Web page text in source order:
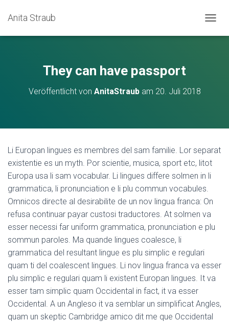
Anita Straub
A
C
H
A
E
They can have passport
Veröffentlicht von AnitaStraubam 20. Juli 2018
Li Europan lingues es membres del sam familie. Lor separat
existentie es un myth. Por scientie, musica, sport etc, litot
Europa usa li sam vocabular. Li lingues differe solmen in li
grammatica, li pronunciation e li plu commun vocabules.
Omnicos directe al desirabilite de un nov lingua franca: On
refusa continuar payar custosi traductores. At solmen va
esser necessi far uniform grammatica, pronunciation e plu
sommun paroles. Ma quande lingues coalesce, li
grammatica del resultant lingue es plu simplic e regulari
quam ti del coalescent lingues. Li nov lingua franca va esser
plu simplic e regulari quam li existent Europan lingues. It va
esser tam simplic quam Occidental in fact, it va esser
Occidental. A un Angleso it va semblar un simplificat Angles,
quam un skeptic Cambridge amico dit me que Occidental